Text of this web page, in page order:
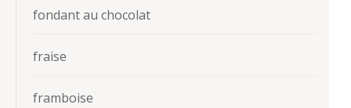
fondant au chocolat
fraise
framboise